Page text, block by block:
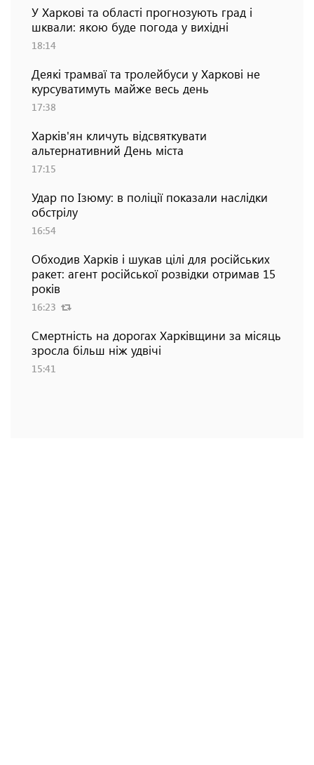
У Харкові та області прогнозують град і
шквали: якою буде погода у вихідні
18:14
Деякі трамваї та тролейбуси у Харкові не
курсуватимуть майже весь день
17:38
Харків'ян кличуть відсвяткувати
альтернативний День міста
17:15
Удар по Ізюму: в поліції показали наслідки
обстрілу
16:54
Обходив Харків і шукав цілі для російських
ракет: агент російської розвідки отримав 15
років
16:23
Смертність на дорогах Харківщини за місяць
зросла більш ніж удвічі
15:41